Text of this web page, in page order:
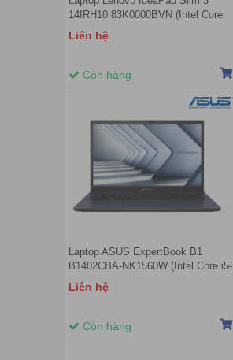
14IRH10 83K0000BVN (Intel Core
i5-13420H | 16GB | 512GB | Intel
UHD | 14 inch WUXGA OLED | Win
Liên hệ
Còn hàng
Laptop ASUS ExpertBook B1
B1402CBA-NK1560W (Intel Core i5-
1235U | 8GB DDR4 | 512GB | Intel
UHD Graphics | 14 inch FHD |
Liên hệ
Còn hàng